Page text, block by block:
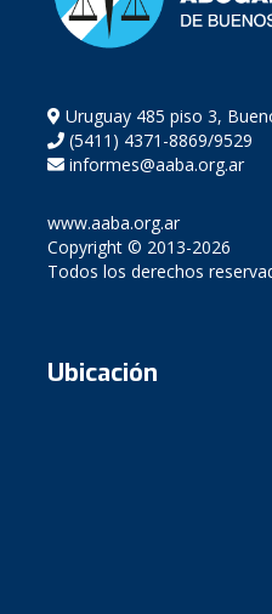
Uruguay 485 piso 3,
(5411) 4371-8869/9529
informes@aaba.org.ar
www.aaba.org.ar
Copyright © 2013-2026
Todos los derechos
Ubicación